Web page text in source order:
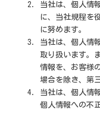
当社は、個人情
に、当社規程を
に努めます。
当社は、個人情
取り扱います。
情報を、お客様
場合を除き、第
当社は、個人情
個人情報への不